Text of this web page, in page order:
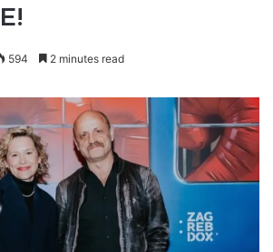
594 2 minutes read